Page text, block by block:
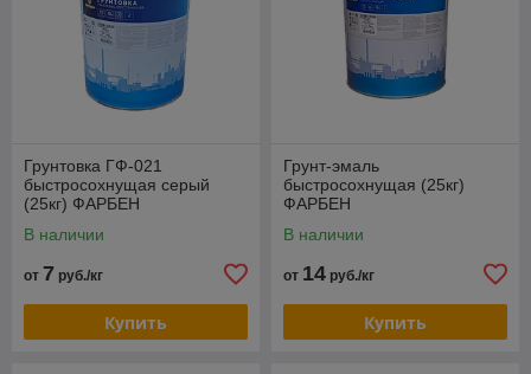
Грунтовка ГФ-021
быстросохнущая серый
(25кг) ФАРБЕН
В наличии
от 7 руб./кг
Купить
Грунт-эмаль
быстросохнущая (25кг)
ФАРБЕН
В наличии
от 14 руб./кг
Купить